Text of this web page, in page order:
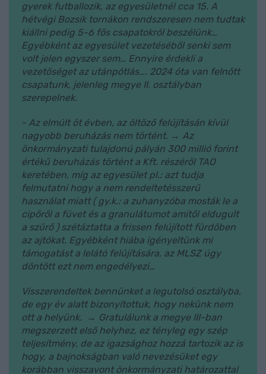
gyerek futballozik, az egyesületnél cca 15. A
hétvégi Bozsik tornákon rendszeresen nem tudtak
kiállni pedig 5-6 fős csapatokról beszélünk…
Egyébként az egyesület vezetéséből senki sem
volt jelen egyszer sem… Ennyire érdekli a
vezetőséget az utánpótlás…. 2024 óta van felnőtt
csapatunk, jelenleg megye II. osztályban
szerepelnek.
- Az elmúlt öt évben, az öltöző felújításán kívül
nagyobb beruházás nem történt. → Az
önkormányzati tulajdonú pályán 300 millió forint
értékű beruházás történt a Kft. részéről TAO
keretében, míg az egyesület pl.: azt tudja
felmutatni hogy a nem rendeltetésszerű
használat miatt ( gy.k.: a zuhanyzóba mosták le a
cipőről a füvet és a granulátumot amitől eldugult
a szűrő ) szétáztatta a frissen felújított fürdőben
az ajtókat. Egyébként hiába igényeltünk mi
támogatást a lelátó felújítására, az MLSZ úgy
döntött ezt nem engedélyezi…
Visszerendeltek bennünket a legutolsó osztályba,
de egy év alatt bizonyítottuk, hogy nekünk nem
ott a helyünk. → Gratulálunk a megye III-ban
megszerzett első helyhez, ez tényleg egy szép
teljesítmény, de az igazsághoz hozzá tartozik az is
hogy, a bajnokságban való nevezésüket egy
korábban visszavont önkormányzati határozattal